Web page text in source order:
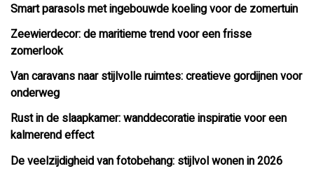
Smart parasols met ingebouwde koeling voor de zomertuin
Zeewierdecor: de maritieme trend voor een frisse
zomerlook
Van caravans naar stijlvolle ruimtes: creatieve gordijnen voor
onderweg
Rust in de slaapkamer: wanddecoratie inspiratie voor een
kalmerend effect
De veelzijdigheid van fotobehang: stijlvol wonen in 2026